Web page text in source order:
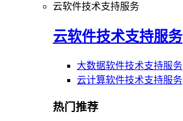
云软件技术支持服务
云软件技术支持服务
大数据软件技术支持服务
云计算软件技术支持服务
热门推荐